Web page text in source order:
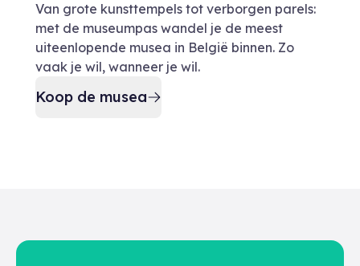
Van grote kunsttempels tot verborgen parels:
met de museumpas wandel je de meest
uiteenlopende musea in België binnen. Zo
vaak je wil, wanneer je wil.
Koop de musea